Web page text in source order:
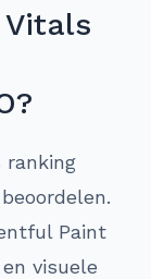
Vitals
ranking
Paint
visuele